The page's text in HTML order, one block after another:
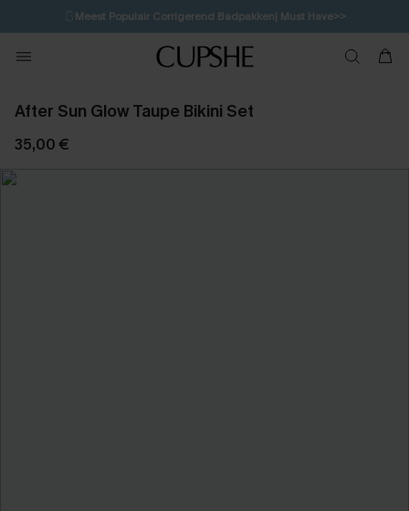
🩱Meest Populair Corrigerend Badpakken| Must Have>>
💌Abonneer je & ontvang tot 15% korting>>
Koop 3, krijg 15% korting | CODE: SW15
After Sun Glow Taupe Bikini Set
35,00 €